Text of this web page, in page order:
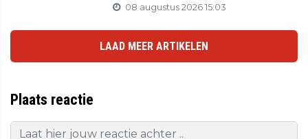
08 augustus 2026 15:03
LAAD MEER ARTIKELEN
Plaats reactie